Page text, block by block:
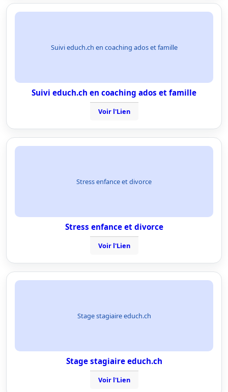
Suivi educh.ch en coaching ados et famille
Suivi educh.ch en coaching ados et famille
Voir l'Lien
Stress enfance et divorce
Stress enfance et divorce
Voir l'Lien
Stage stagiaire educh.ch
Stage stagiaire educh.ch
Voir l'Lien